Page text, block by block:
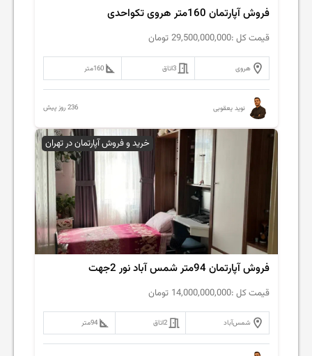
فروش آپارتمان 160متر هروی تکواحدی
قیمت کل :29,500,000,000 تومان
هروی 3اتاق 160متر
نوید یعقوبی 236 روز پیش
خرید و فروش آپارتمان در تهران
فروش آپارتمان 94متر شمس آباد نور 2جهت
قیمت کل :14,000,000,000 تومان
شمس‌آباد 2اتاق 94متر